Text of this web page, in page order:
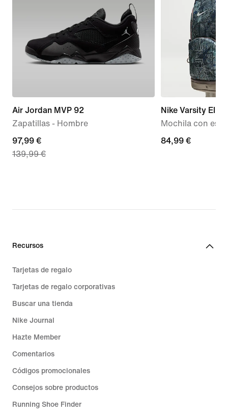
Air Jordan MVP 92
Zapatillas - Hombre
current
price
139,99 €
97,99 €
139,99 €
Nike Varsity Elite
Mochila con
84,99 €
84,99 €
Recursos
Tarjetas de regalo
Tarjetas de regalo corporativas
Buscar una tienda
Nike Journal
Hazte Member
Comentarios
Códigos promocionales
Consejos sobre productos
Running Shoe Finder